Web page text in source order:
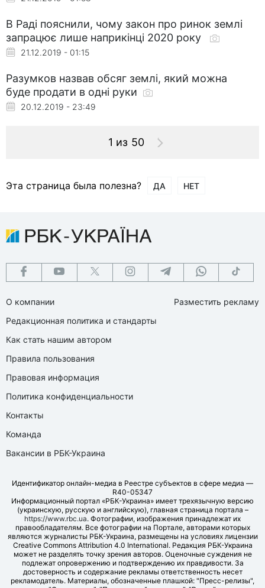
В Раді пояснили, чому закон про ринок землі
запрацює лише наприкінці 2020 року
21.12.2019 - 01:15
Разумков назвав обсяг землі, який можна
буде продати в одні руки
20.12.2019 - 23:49
1 из 50
Эта страница была полезна? ДА НЕТ
О компании
Редакционная политика и стандарты
Как стать нашим автором
Правила пользования
Правовая информация
Политика конфиденциальности
Контакты
Команда
Вакансии в РБК-Украина
Разместить рекламу
Идентификатор онлайн-медиа в Реестре субъектов в сфере медиа —
R40-05347
Информационный портал «РБК-Украина» имеет трехязычную версию
(украинскую, русскую и английскую), главная страница портала –
https://www.rbc.ua. Фотографии, изображения принадлежат их
правообладателям. Все фотографии на Портале, авторами которых
являются журналисты РБК-Украина, размещены на условиях лицензии
Creative Commons Attribution 4.0 International. Редакция РБК-Украина
может не разделять точку зрения авторов. Оценочные суждения не
подлежат опровержению и подтверждению их правдивости. За
достоверность и содержание рекламы ответственность несет
рекламодатель. Материалы, обозначенные плашкой: "Пресс-релизы",